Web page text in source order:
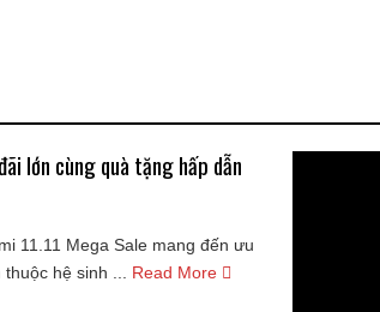
lớn cùng quà tặng hấp dẫn
11.11 Mega Sale mang đến ưu
hệ sinh ...
Read More